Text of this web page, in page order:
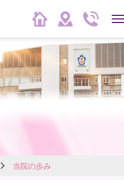
当院の歩み